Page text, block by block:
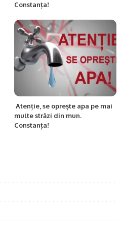
Constanța!
Atenție, se oprește apa pe mai
multe străzi din mun.
Constanța!